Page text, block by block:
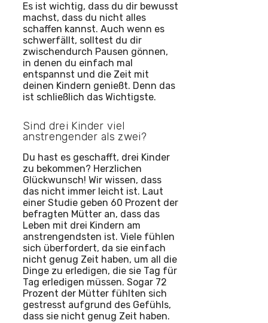
Es ist wichtig, dass du dir bewusst
machst, dass du nicht alles
schaffen kannst. Auch wenn es
schwerfällt, solltest du dir
zwischendurch Pausen gönnen,
in denen du einfach mal
entspannst und die Zeit mit
deinen Kindern genießt. Denn das
ist schließlich das Wichtigste.
Sind drei Kinder viel
anstrengender als zwei?
Du hast es geschafft, drei Kinder
zu bekommen? Herzlichen
Glückwunsch! Wir wissen, dass
das nicht immer leicht ist. Laut
einer Studie geben 60 Prozent der
befragten Mütter an, dass das
Leben mit drei Kindern am
anstrengendsten ist. Viele fühlen
sich überfordert, da sie einfach
nicht genug Zeit haben, um all die
Dinge zu erledigen, die sie Tag für
Tag erledigen müssen. Sogar 72
Prozent der Mütter fühlten sich
gestresst aufgrund des Gefühls,
dass sie nicht genug Zeit haben.